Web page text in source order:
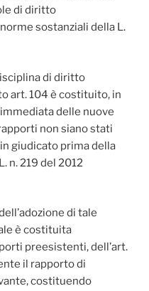
di diritto
sostanziali della L.
di diritto
art. 104 è costituito, in
delle nuove
non siano stati
giudicato prima della
n. 219 del 2012
di tale
è costituita
preesistenti, dell’art.
il rapporto di
costituendo